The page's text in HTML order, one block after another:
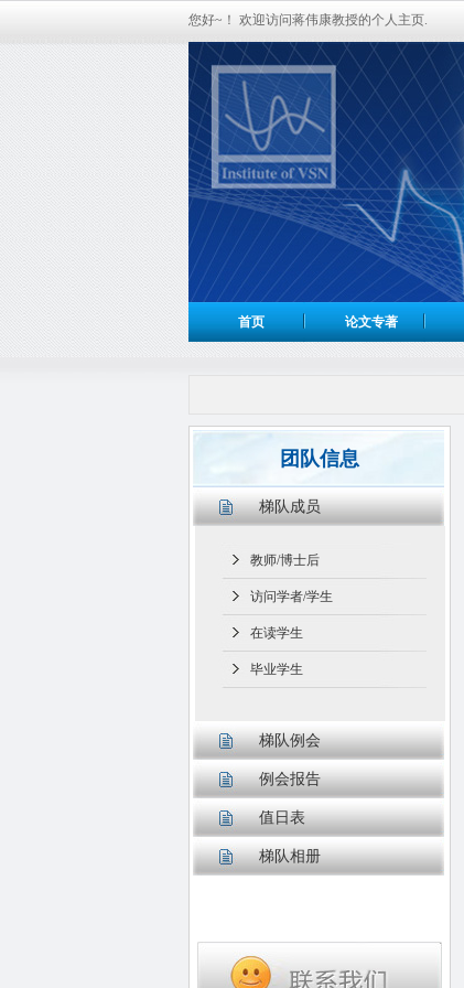
您好~！ 欢迎访问蒋伟康教授的个人主页.
首页 论文专著
团队信息
梯队成员
教师/博士后
访问学者/学生
在读学生
毕业学生
梯队例会
例会报告
值日表
梯队相册